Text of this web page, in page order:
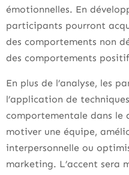
émotionnelles. En
participants pourront
des comportements non
des comportements
En plus de l’analyse, les
l’application de
comportementale dans le
motiver une équipe,
interpersonnelle ou
marketing. L’accent sera